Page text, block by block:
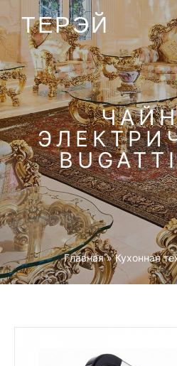
ТЕРЭЙ
Главная »Кухонная